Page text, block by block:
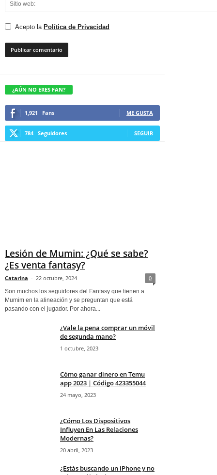
Acepto la Política de Privacidad
¿AÚN NO ERES FAN?
1,921 Fans ME GUSTA
784 Seguidores SEGUIR
Lesión de Mumin: ¿Qué se sabe?
¿Es venta fantasy?
Catarina - 22 octubre, 2024 0
Son muchos los seguidores del Fantasy que tienen a
Mumim en la alineación y se preguntan que está
pasando con el jugador. Por ahora...
¿Vale la pena comprar un móvil
de segunda mano?
1 octubre, 2023
Cómo ganar dinero en Temu
app 2023 | Código 423355044
24 mayo, 2023
¿Cómo Los Dispositivos
Influyen En Las Relaciones
Modernas?
20 abril, 2023
¿Estás buscando un iPhone y no